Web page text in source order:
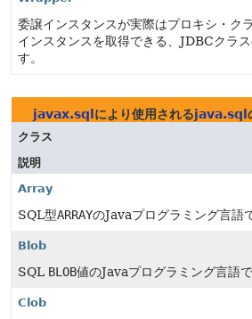
委譲インスタンスが実際はプロキシ・ク
インスタンスを取得できる、JDBCクラ
す。
javax.sql により使用されるjava.sql
クラス
説明
Array
SQL型ARRAYのJavaプログラミング言語
Blob
SQL BLOB値のJavaプログラミング言語
Clob